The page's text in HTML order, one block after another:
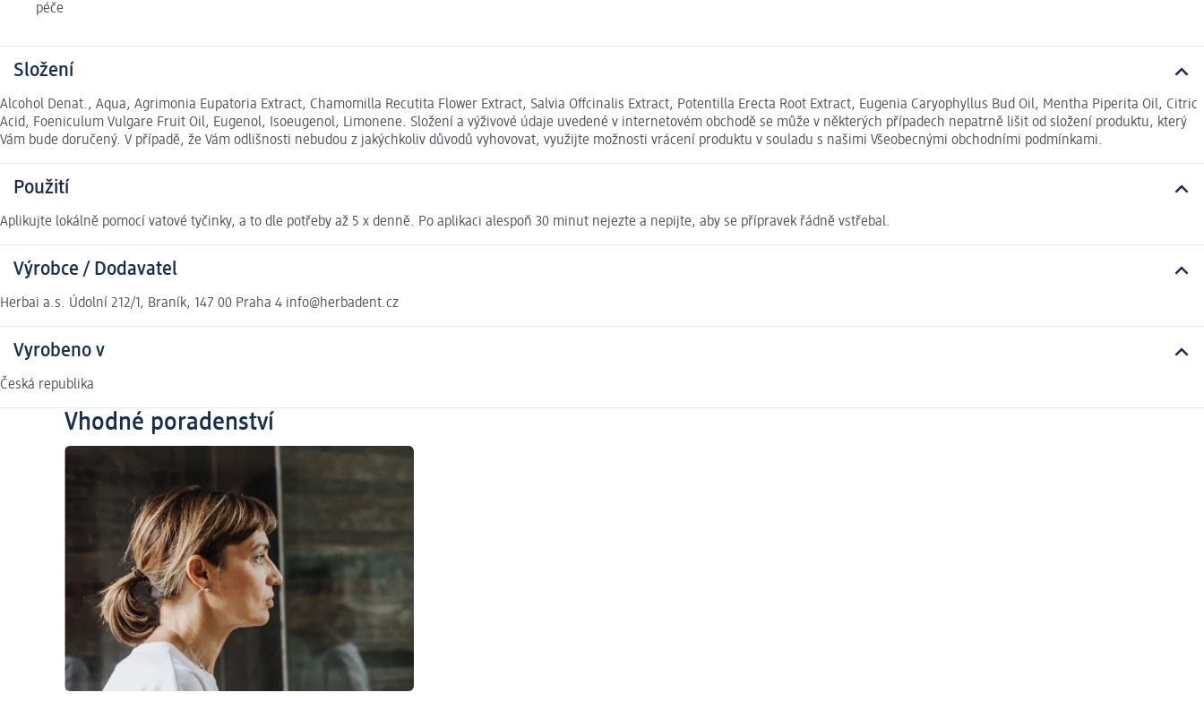
péče
Složení
Alcohol Denat., Aqua, Agrimonia Eupatoria Extract, Chamomilla Recutita Flower Extract, Salvia Offcinalis Extract, Potentilla Erecta Root Extract, Eugenia Caryophyllus Bud Oil, Mentha Piperita Oil, Citric
Acid, Foeniculum Vulgare Fruit Oil, Eugenol, Isoeugenol, Limonene. Složení a výživové údaje uvedené v internetovém obchodě se může v některých případech nepatrně lišit od složení produktu, který
Vám bude doručený. V případě, že Vám odlišnosti nebudou z jakýchkoliv důvodů vyhovovat, využijte možnosti vrácení produktu v souladu s našimi Všeobecnými obchodními podmínkami.
Použití
Aplikujte lokálně pomocí vatové tyčinky, a to dle potřeby až 5 x denně. Po aplikaci alespoň 30 minut nejezte a nepijte, aby se přípravek řádně vstřebal.
Výrobce / Dodavatel
Herbai a.s. Údolní 212/1, Braník, 147 00 Praha 4 info@herbadent.cz
Vyrobeno v
Česká republika
Vhodné poradenství